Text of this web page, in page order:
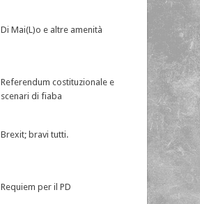
Di Mai(L)o e altre amenità
Referendum costituzionale e
scenari di fiaba
Brexit; bravi tutti.
Requiem per il PD